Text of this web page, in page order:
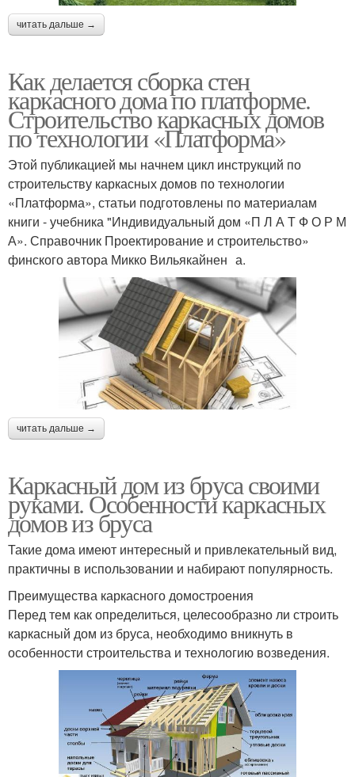
читать дальше →
Как делается сборка стен
каркасного дома по платформе.
Строительство каркасных домов
по технологии «Платформа»
Этой публикацией мы начнем цикл инструкций по
строительству каркасных домов по технологии
«Платформа», статьи подготовлены по материалам
книги - учебника "Индивидуальный дом «П Л А Т Ф О Р М
А». Справочник Проектирование и строительство»
финского автора Микко Вильякайнен а.
читать дальше →
Каркасный дом из бруса своими
руками. Особенности каркасных
домов из бруса
Такие дома имеют интересный и привлекательный вид,
практичны в использовании и набирают популярность.
Преимущества каркасного домостроения
Перед тем как определиться, целесообразно ли строить
каркасный дом из бруса, необходимо вникнуть в
особенности строительства и технологию возведения.